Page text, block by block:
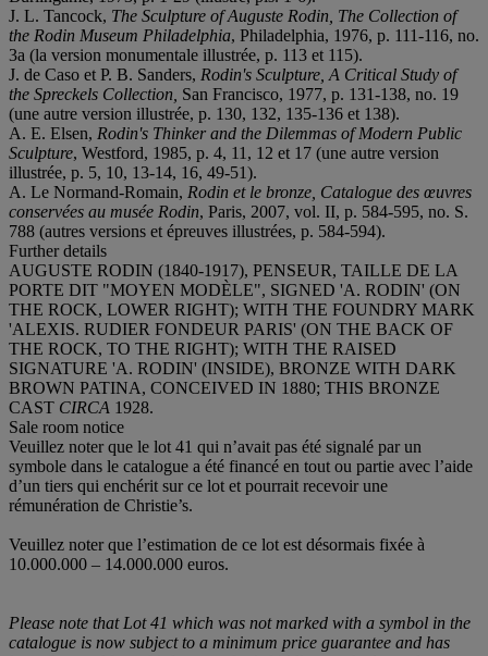
J. L. Tancock, The Sculpture of Auguste Rodin, The Collection of
the Rodin Museum Philadelphia, Philadelphia, 1976, p. 111-116, no.
3a (la version monumentale illustrée, p. 113 et 115).
J. de Caso et P. B. Sanders, Rodin's Sculpture, A Critical Study of
the Spreckels Collection, San Francisco, 1977, p. 131-138, no. 19
(une autre version illustrée, p. 130, 132, 135-136 et 138).
A. E. Elsen, Rodin's Thinker and the Dilemmas of Modern Public
Sculpture, Westford, 1985, p. 4, 11, 12 et 17 (une autre version
illustrée, p. 5, 10, 13-14, 16, 49-51).
A. Le Normand-Romain, Rodin et le bronze, Catalogue des œuvres
conservées au musée Rodin, Paris, 2007, vol. II, p. 584-595, no. S.
788 (autres versions et épreuves illustrées, p. 584-594).
Further details
AUGUSTE RODIN (1840-1917), PENSEUR, TAILLE DE LA
PORTE DIT "MOYEN MODÈLE", SIGNED 'A. RODIN' (ON
THE ROCK, LOWER RIGHT); WITH THE FOUNDRY MARK
'ALEXIS. RUDIER FONDEUR PARIS' (ON THE BACK OF
THE ROCK, TO THE RIGHT); WITH THE RAISED
SIGNATURE 'A. RODIN' (INSIDE), BRONZE WITH DARK
BROWN PATINA, CONCEIVED IN 1880; THIS BRONZE
CAST CIRCA 1928.
Sale room notice
Veuillez noter que le lot 41 qui n’avait pas été signalé par un
symbole dans le catalogue a été financé en tout ou partie avec l’aide
d’un tiers qui enchérit sur ce lot et pourrait recevoir une
rémunération de Christie’s.
Veuillez noter que l’estimation de ce lot est désormais fixée à
10.000.000 – 14.000.000 euros.
Please note that Lot 41 which was not marked with a symbol in the
catalogue is now subject to a minimum price guarantee and has